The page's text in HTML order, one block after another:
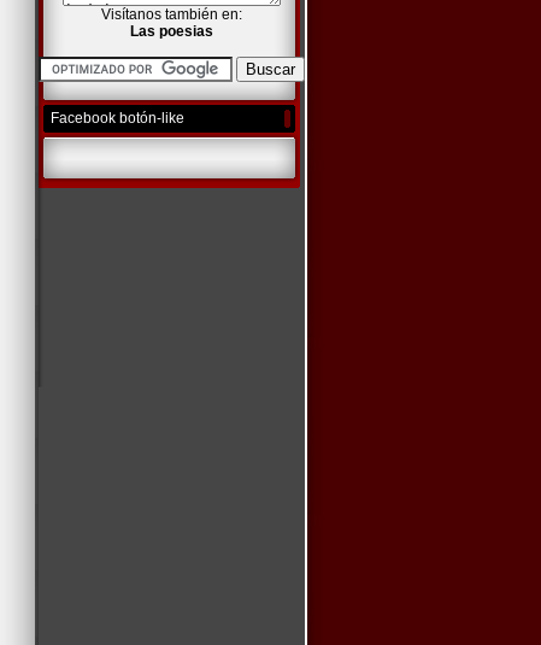
Visítanos también en:
Las poesias
Facebook botón-like